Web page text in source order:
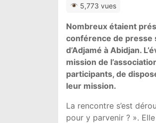
5,773 vues
Nombreux étaient
conférence de presse
d’Adjamé à Abidjan.
mission de
participants, de
leur mission.
La rencontre s’est
pour y parvenir ? ».